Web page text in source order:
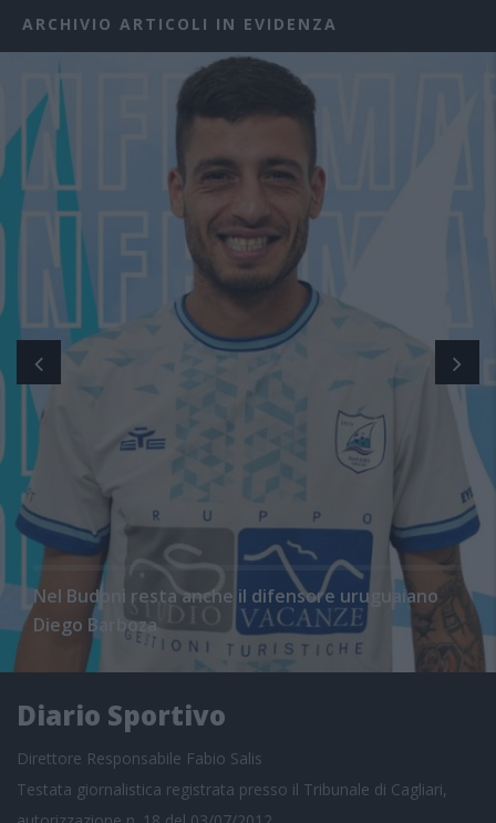
ARCHIVIO ARTICOLI IN EVIDENZA
Nel Budoni resta anche il difensore uruguaiano
Diego Barboza
Diario Sportivo
Direttore Responsabile Fabio Salis
Testata giornalistica registrata presso il Tribunale di Cagliari,